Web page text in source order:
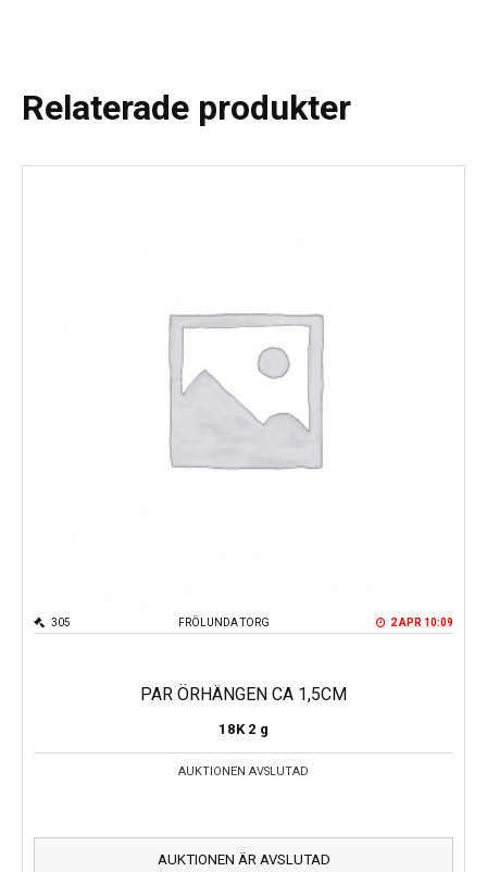
Relaterade produkter
FRÖLUNDA TORG
305 2 APR 10:09
PAR ÖRHÄNGEN CA 1,5CM
18K 2 g
AUKTIONEN AVSLUTAD
AUKTIONEN ÄR AVSLUTAD